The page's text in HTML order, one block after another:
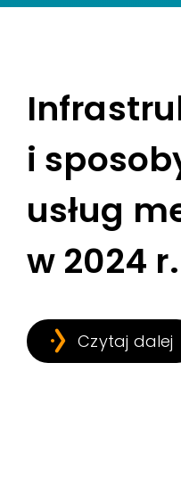
i
usług
w 2024 r.
Czytaj dalej